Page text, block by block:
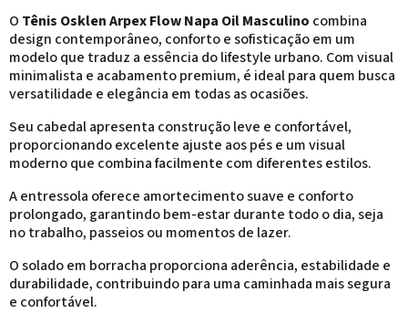
O Tênis Osklen Arpex Flow Napa Oil Masculino combina
design contemporâneo, conforto e sofisticação em um
modelo que traduz a essência do lifestyle urbano. Com visual
minimalista e acabamento premium, é ideal para quem busca
versatilidade e elegância em todas as ocasiões.
Seu cabedal apresenta construção leve e confortável,
proporcionando excelente ajuste aos pés e um visual
moderno que combina facilmente com diferentes estilos.
A entressola oferece amortecimento suave e conforto
prolongado, garantindo bem-estar durante todo o dia, seja
no trabalho, passeios ou momentos de lazer.
O solado em borracha proporciona aderência, estabilidade e
durabilidade, contribuindo para uma caminhada mais segura
e confortável.